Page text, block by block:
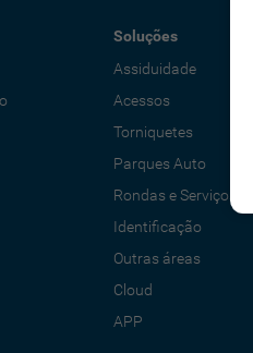
Soluções
Assiduidade
Acessos
Torniquetes
Parques Auto
Rondas e Serviços
Identificação
Outras áreas
Cloud
APP